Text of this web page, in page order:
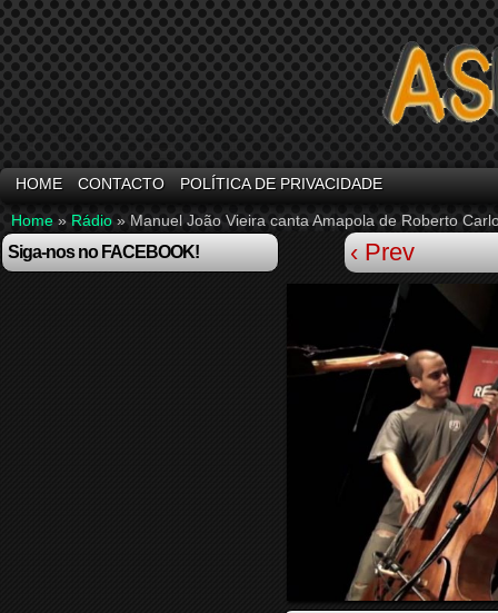
HOME CONTACTO POLÍTICA DE PRIVACIDADE
Home » Rádio » Manuel João Vieira canta Amapola de Roberto
Siga-nos no FACEBOOK! ‹ Prev